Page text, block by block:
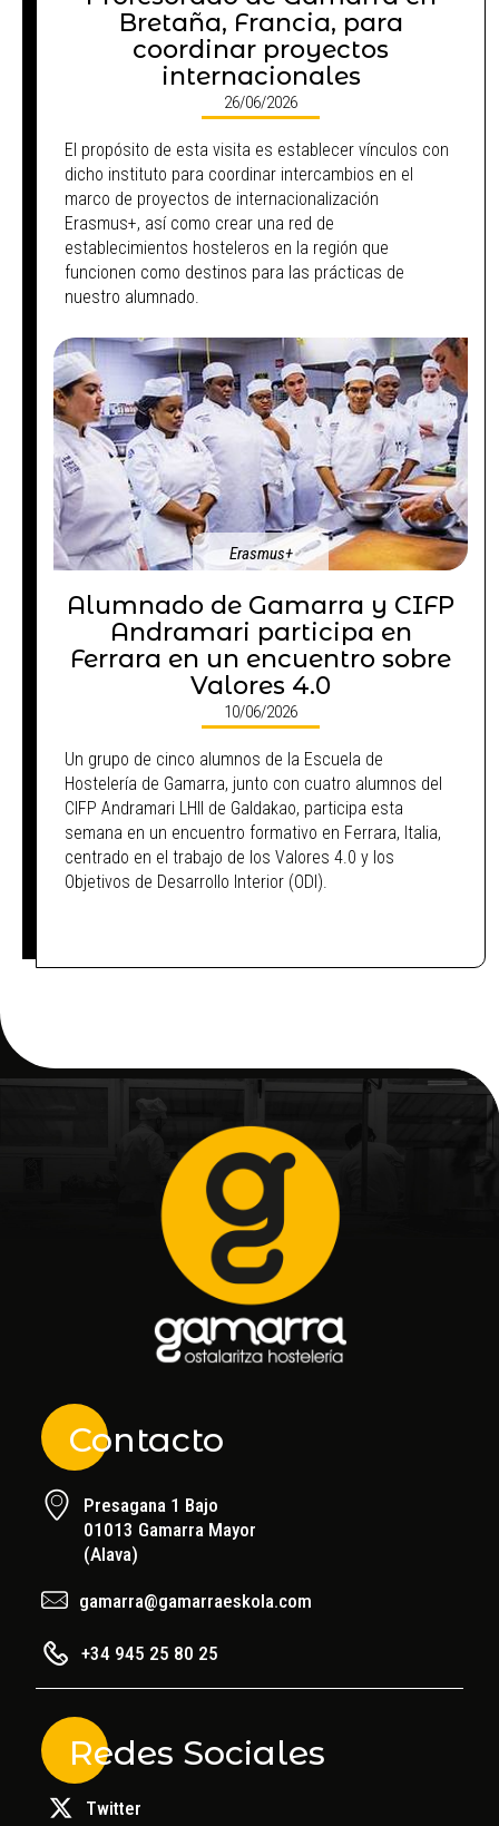
Bretaña, Francia, para
coordinar proyectos
internacionales
26/06/2026
El propósito de esta visita es establecer vínculos con
dicho instituto para coordinar intercambios en el
marco de proyectos de internacionalización
Erasmus+, así como crear una red de
establecimientos hosteleros en la región que
funcionen como destinos para las prácticas de
nuestro alumnado.
Erasmus+
Alumnado de Gamarra y CIFP
Andramari participa en
Ferrara en un encuentro sobre
Valores 4.0
10/06/2026
Un grupo de cinco alumnos de la Escuela de
Hostelería de Gamarra, junto con cuatro alumnos del
CIFP Andramari LHII de Galdakao, participa esta
semana en un encuentro formativo en Ferrara, Italia,
centrado en el trabajo de los Valores 4.0 y los
Objetivos de Desarrollo Interior (ODI).
Contacto
Presagana 1 Bajo
01013 Gamarra Mayor
(Alava)
gamarra@gamarraeskola.com
+34 945 25 80 25
Redes Sociales
Twitter